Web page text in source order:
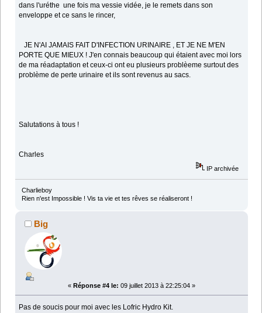
dans l'uréthe une fois ma vessie vidée, je le remets dans son
enveloppe et ce sans le rincer,
JE N'AI JAMAIS FAIT D'INFECTION URINAIRE , ET JE NE M'EN
PORTE QUE MIEUX ! J'en connais beaucoup qui étaient avec moi lors
de ma réadaptation et ceux-ci ont eu plusieurs problèeme surtout des
problème de perte urinaire et ils sont revenus au sacs.
Salutations à tous !
Charles
IP archivée
Charlieboy
Rien n'est Impossible ! Vis ta vie et tes rêves se réaliseront !
Big
« Réponse #4 le: 09 juillet 2013 à 22:25:04 »
Pas de soucis pour moi avec les Lofric Hydro Kit.